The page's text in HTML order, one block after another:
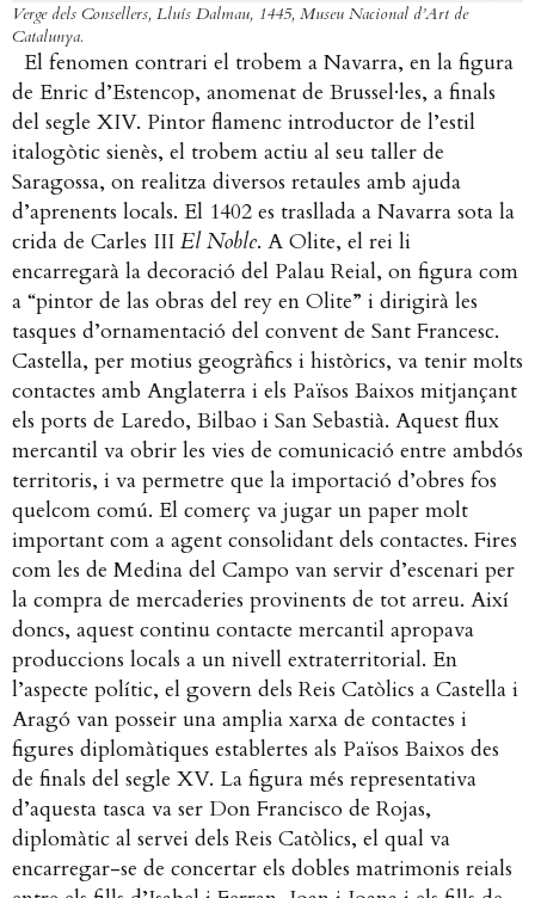
Verge dels Consellers, Lluís Dalmau, 1445, Museu Nacional d’Art de
Catalunya.
El fenomen contrari el trobem a Navarra, en la figura
de Enric d’Estencop, anomenat de Brussel·les, a finals
del segle XIV. Pintor flamenc introductor de l’estil
italogòtic sienès, el trobem actiu al seu taller de
Saragossa, on realitza diversos retaules amb ajuda
d’aprenents locals. El 1402 es trasllada a Navarra sota la
crida de Carles III El Noble. A Olite, el rei li
encarregarà la decoració del Palau Reial, on figura com
a “pintor de las obras del rey en Olite” i dirigirà les
tasques d’ornamentació del convent de Sant Francesc.
Castella, per motius geogràfics i històrics, va tenir molts
contactes amb Anglaterra i els Països Baixos mitjançant
els ports de Laredo, Bilbao i San Sebastià. Aquest flux
mercantil va obrir les vies de comunicació entre ambdós
territoris, i va permetre que la importació d’obres fos
quelcom comú. El comerç va jugar un paper molt
important com a agent consolidant dels contactes. Fires
com les de Medina del Campo van servir d’escenari per
la compra de mercaderies provinents de tot arreu. Així
doncs, aquest continu contacte mercantil apropava
produccions locals a un nivell extraterritorial. En
l’aspecte polític, el govern dels Reis Catòlics a Castella i
Aragó van posseir una amplia xarxa de contactes i
figures diplomàtiques establertes als Països Baixos des
de finals del segle XV. La figura més representativa
d’aquesta tasca va ser Don Francisco de Rojas,
diplomàtic al servei dels Reis Catòlics, el qual va
encarregar-se de concertar els dobles matrimonis reials